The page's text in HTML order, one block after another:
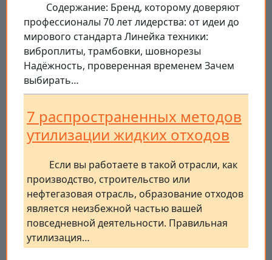
Содержание: Бренд, которому доверяют
профессионалы 70 лет лидерства: от идеи до
мирового стандарта Линейка техники:
виброплиты, трамбовки, шовнорезы
Надёжность, проверенная временем Зачем
выбирать…
7 распространенных методов
утилизации жидких отходов
Если вы работаете в такой отрасли, как
производство, строительство или
нефтегазовая отрасль, образование отходов
является неизбежной частью вашей
повседневной деятельности. Правильная
утилизация…